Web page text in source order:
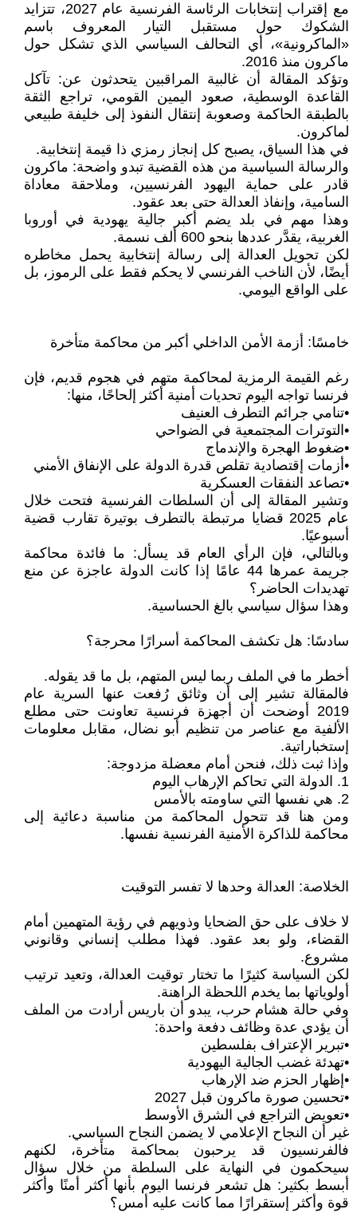
مع إقتراب إنتخابات الرئاسة الفرنسية عام 2027، تتزايد
الشكوك حول مستقبل التيار المعروف باسم
«الماكرونية»، أي التحالف السياسي الذي تشكل حول
ماكرون منذ 2016.
وتؤكد المقالة أن غالبية المراقبين يتحدثون عن: تآكل
القاعدة الوسطية، صعود اليمين القومي، تراجع الثقة
بالطبقة الحاكمة وصعوبة إنتقال النفوذ إلى خليفة طبيعي
لماكرون.
في هذا السياق، يصبح كل إنجاز رمزي ذا قيمة إنتخابية.
والرسالة السياسية من هذه القضية تبدو واضحة: ماكرون
قادر على حماية اليهود الفرنسيين، وملاحقة معاداة
السامية، وإنفاذ العدالة حتى بعد عقود.
وهذا مهم في بلد يضم أكبر جالية يهودية في أوروبا
الغربية، يقدَّر عددها بنحو 600 ألف نسمة.
لكن تحويل العدالة إلى رسالة إنتخابية يحمل مخاطره
أيضًا، لأن الناخب الفرنسي لا يحكم فقط على الرموز، بل
على الواقع اليومي.
خامسًا: أزمة الأمن الداخلي أكبر من محاكمة متأخرة
رغم القيمة الرمزية لمحاكمة متهم في هجوم قديم، فإن
فرنسا تواجه اليوم تحديات أمنية أكثر إلحاحًا، منها:
•تنامي جرائم التطرف العنيف
•التوترات المجتمعية في الضواحي
•ضغوط الهجرة والإندماج
•أزمات إقتصادية تقلص قدرة الدولة على الإنفاق الأمني
•تصاعد النفقات العسكرية
وتشير المقالة إلى أن السلطات الفرنسية فتحت خلال
عام 2025 قضايا مرتبطة بالتطرف بوتيرة تقارب قضية
أسبوعيًا.
وبالتالي، فإن الرأي العام قد يسأل: ما فائدة محاكمة
جريمة عمرها 44 عامًا إذا كانت الدولة عاجزة عن منع
تهديدات الحاضر؟
وهذا سؤال سياسي بالغ الحساسية.
سادسًا: هل تكشف المحاكمة أسرارًا محرجة؟
أخطر ما في الملف ربما ليس المتهم، بل ما قد يقوله.
فالمقالة تشير إلى أن وثائق رُفعت عنها السرية عام
2019 أوضحت أن أجهزة فرنسية تعاونت حتى مطلع
الألفية مع عناصر من تنظيم أبو نضال، مقابل معلومات
إستخباراتية.
وإذا ثبت ذلك، فنحن أمام معضلة مزدوجة:
1. الدولة التي تحاكم الإرهاب اليوم
2. هي نفسها التي ساومته بالأمس
ومن هنا قد تتحول المحاكمة من مناسبة دعائية إلى
محاكمة للذاكرة الأمنية الفرنسية نفسها.
الخلاصة: العدالة وحدها لا تفسر التوقيت
لا خلاف على حق الضحايا وذويهم في رؤية المتهمين أمام
القضاء، ولو بعد عقود. فهذا مطلب إنساني وقانوني
مشروع.
لكن السياسة كثيرًا ما تختار توقيت العدالة، وتعيد ترتيب
أولوياتها بما يخدم اللحظة الراهنة.
وفي حالة هشام حرب، يبدو أن باريس أرادت من الملف
أن يؤدي عدة وظائف دفعة واحدة:
•تبرير الإعتراف بفلسطين
•تهدئة غضب الجالية اليهودية
•إظهار الحزم ضد الإرهاب
•تحسين صورة ماكرون قبل 2027
•تعويض التراجع في الشرق الأوسط
غير أن النجاح الإعلامي لا يضمن النجاح السياسي.
فالفرنسيون قد يرحبون بمحاكمة متأخرة، لكنهم
سيحكمون في النهاية على السلطة من خلال سؤال
أبسط بكثير: هل تشعر فرنسا اليوم بأنها أكثر أمنًا وأكثر
قوة وأكثر إستقرارًا مما كانت عليه أمس؟